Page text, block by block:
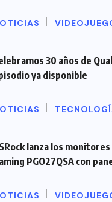
30 años de
ya disponible
lanza los
PGO27QSA con